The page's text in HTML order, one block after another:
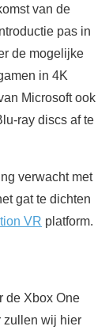
van de
pas in
de mogelijke
in 4K
Microsoft ook
ray discs af te
verwacht met
gat te dichten
VR platform.
de Xbox One
zullen wij hier